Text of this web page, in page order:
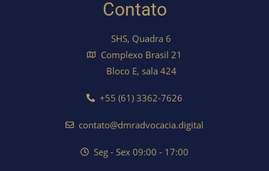
Contato
SHS, Quadra 6
Complexo Brasil 21
Bloco E, sala 424
+55 (61) 3362-7626
contato@dmradvocacia.digital
Seg - Sex 09:00 - 17:00